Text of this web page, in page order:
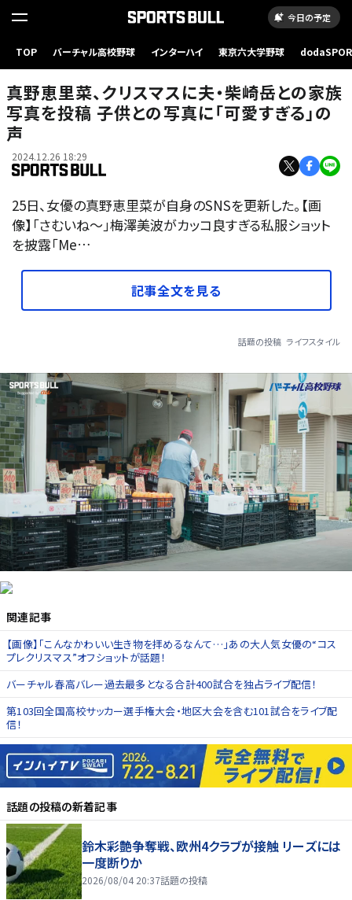
今日の予定
TOP バーチャル高校野球 インターハイ 東京六大学野球
真野恵里菜、クリスマスに夫・柴崎岳との家族
写真を投稿 子供との写真に「可愛すぎる」の
声
2024.12.26 18:29
25日、女優の真野恵里菜が自身のSNSを更新した。【画
像】「さむいね〜」梅澤美波がカッコ良すぎる私服ショット
を披露「Me…
記事全文を見る
話題の投稿 ライフスタイル
関連記事
【画像】「こんなかわいい生き物を拝めるなんて…」あの大人気女優の“コス
プレクリスマス”オフショットが話題！
バーチャル春高バレー過去最多となる合計400試合を独占ライブ配信！
第103回全国高校サッカー選手権大会・地区大会を含む101試合をライブ配
信！
話題の投稿の新着記事
鈴木彩艶争奪戦、欧州4クラブが接触 リーズには
一度断りか
2026/08/04 20:37話題の投稿